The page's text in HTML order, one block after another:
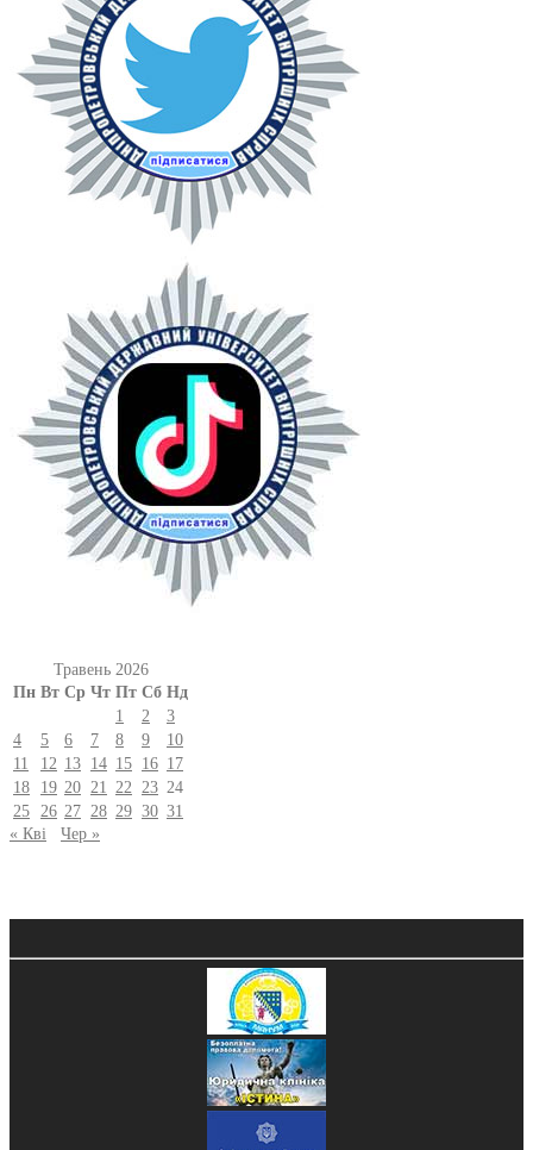
Травень 2026
Пн Вт Ср Чт Пт Сб Нд
1
2
3
4
5 6 7 8 9
10
11
12 13 14 15 16 17
18
19 20 21 22 23 24
25
26 27 28 29 30 31
« Кві
Чер »